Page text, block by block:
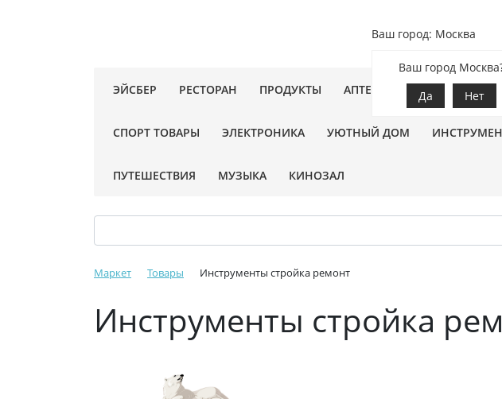
Ваш город: Москва
Ваш город
Да
Нет
ЭЙСБЕР РЕСТОРАН ПРОДУКТЫ АПТЕКА ЗООТОВАРЫ
СПОРТ ТОВАРЫ ЭЛЕКТРОНИКА УЮТНЫЙ ДОМ
ПУТЕШЕСТВИЯ МУЗЫКА КИНОЗАЛ
Маркет Товары Инструменты стройка ремонт
Инструменты стройка